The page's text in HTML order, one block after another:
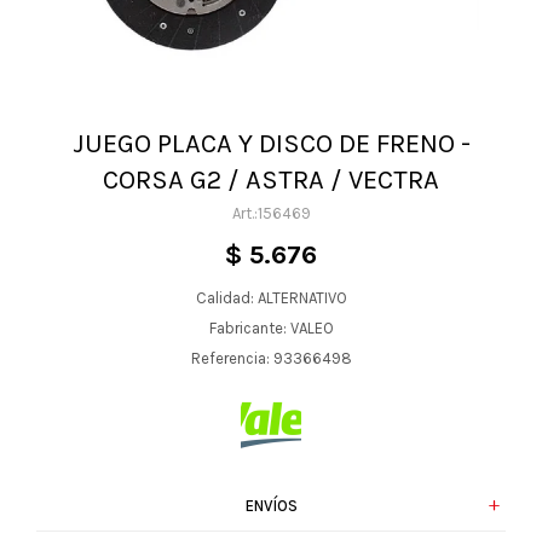
JUEGO PLACA Y DISCO DE FRENO -
CORSA G2 / ASTRA / VECTRA
156469
$ 5.676
Calidad: ALTERNATIVO
Fabricante: VALEO
Referencia: 93366498
ENVÍOS